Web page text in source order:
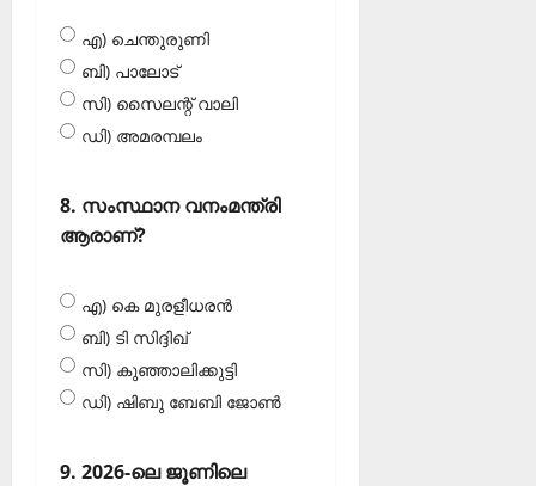
എ) ചെന്തുരുണി
ബി) പാലോട്
സി) സൈലന്റ് വാലി
ഡി) അമരമ്പലം
8. സംസ്ഥാന വനംമന്ത്രി
ആരാണ്?
എ) കെ മുരളീധരൻ
ബി) ടി സിദ്ദിഖ്
സി) കുഞ്ഞാലിക്കുട്ടി
ഡി) ഷിബു ബേബി ജോൺ
9. 2026-ലെ ജൂണിലെ